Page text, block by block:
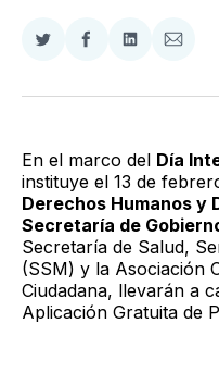
Compartir
Twitter
Compartir
Facebook
Compartir
LinkedIn
Email
En el marco del Día
instituye el 13 de
Derechos Humanos y
Secretaría de
Secretaría de Salud,
(SSM) y la Asociación
Ciudadana, llevarán a
Aplicación Gratuita de